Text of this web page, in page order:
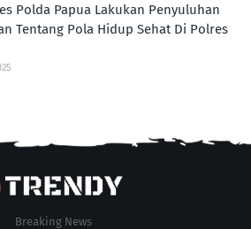
Polda Papua Lakukan Penyuluhan
Tentang Pola Hidup Sehat Di Polres
Breaking News